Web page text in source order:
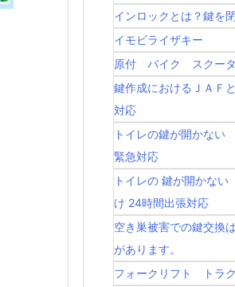
インロックとは？鍵を
イモビライザキー
原付 バイク スクータ
鍵作成におけるＪＡＦ
対応
トイレの鍵が開かな
緊急対応
トイレの 鍵が開かな
け 24時間出張対応
空き巣被害での鍵交換
があります。
フォークリフト トラ